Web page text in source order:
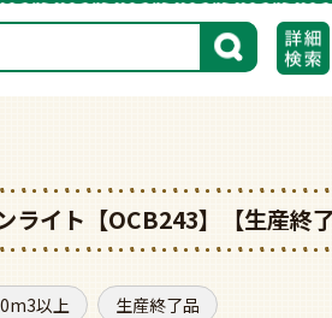
検索
ライト【OCB243】【生産終
以上 生産終了品